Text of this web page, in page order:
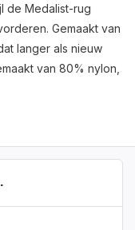
de Medalist-rug
Gemaakt van
langer als nieuw
van 80% nylon,